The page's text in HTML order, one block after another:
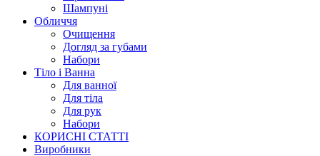
Шампуні
Обличчя
Очищення
Догляд за губами
Набори
Тіло і Ванна
Для ванної
Для тіла
Для рук
Набори
КОРИСНІ СТАТТІ
Виробники